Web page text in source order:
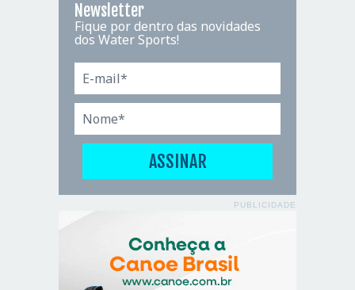
Newsletter
Fique por dentro das novidades
dos Water Sports!
PUBLICIDADE